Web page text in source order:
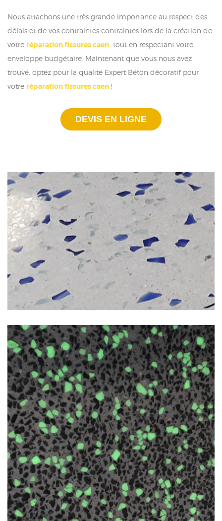
Nous attachons une très grande importance au respect des
délais et de vos contraintes contraintes lors de la création de
votre réparation fissures caen tout en respectant votre
enveloppe budgétaire. Maintenant que vous nous avez
trouvé, optez pour la qualité Expert Béton décoratif pour
votre réparation fissures caen !
DEVIS EN LIGNE